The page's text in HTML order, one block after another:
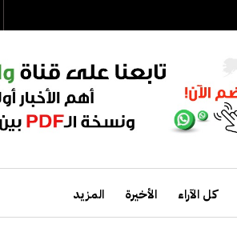
كل الآراء الأخيرة المزيد